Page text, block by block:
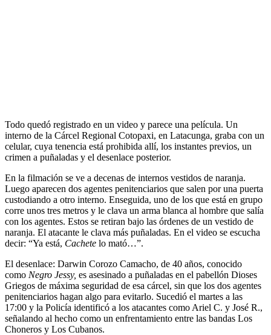
Todo quedó registrado en un video y parece una película. Un
interno de la Cárcel Regional Cotopaxi, en Latacunga, graba con un
celular, cuya tenencia está prohibida allí, los instantes previos, un
crimen a puñaladas y el desenlace posterior.
En la filmación se ve a decenas de internos vestidos de naranja.
Luego aparecen dos agentes penitenciarios que salen por una puerta
custodiando a otro interno. Enseguida, uno de los que está en grupo
corre unos tres metros y le clava un arma blanca al hombre que salía
con los agentes. Estos se retiran bajo las órdenes de un vestido de
naranja. El atacante le clava más puñaladas. En el video se escucha
decir: “Ya está, Cachete lo mató…”.
El desenlace: Darwin Corozo Camacho, de 40 años, conocido
como Negro Jessy, es asesinado a puñaladas en el pabellón Dioses
Griegos de máxima seguridad de esa cárcel, sin que los dos agentes
penitenciarios hagan algo para evitarlo. Sucedió el martes a las
17:00 y la Policía identificó a los atacantes como Ariel C. y José R.,
señalando al hecho como un enfrentamiento entre las bandas Los
Choneros y Los Cubanos.